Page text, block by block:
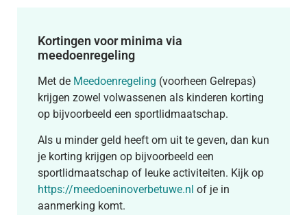
Kortingen voor minima via
meedoenregeling
Met de Meedoenregeling (voorheen Gelrepas)
krijgen zowel volwassenen als kinderen korting
op bijvoorbeeld een sportlidmaatschap.
Als u minder geld heeft om uit te geven, dan kun
je korting krijgen op bijvoorbeeld een
sportlidmaatschap of leuke activiteiten. Kijk op
https://meedoeninoverbetuwe.nl of je in
aanmerking komt.